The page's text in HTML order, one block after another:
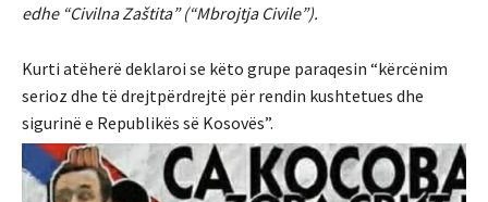
edhe “Civilna Zaštita” (“Mbrojtja Civile”).
Kurti atëherë deklaroi se këto grupe paraqesin “kërcënim
serioz dhe të drejtpërdrejtë për rendin kushtetues dhe
sigurinë e Republikës së Kosovës”.